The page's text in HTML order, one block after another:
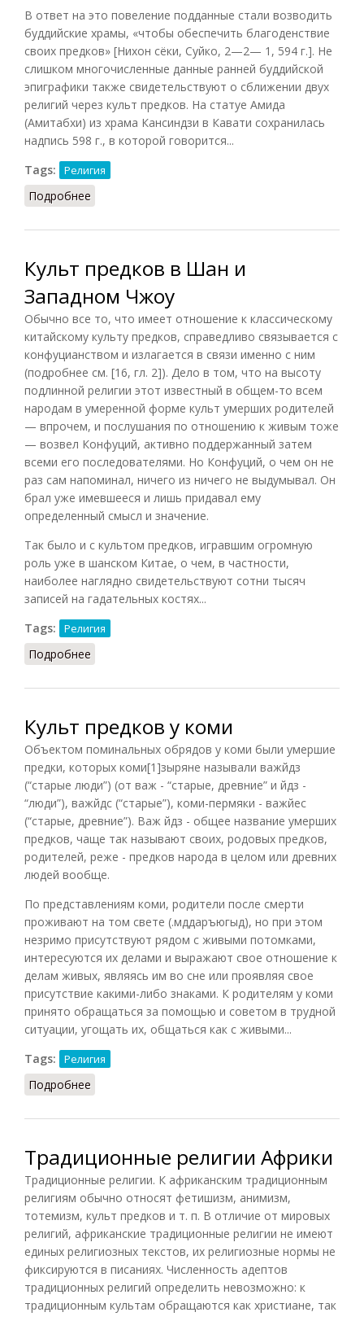
В ответ на это повеление подданные стали возводить
буддийские храмы, «чтобы обеспечить благоденствие
своих предков» [Нихон сёки, Суйко, 2—2— 1, 594 г.]. Не
слишком многочисленные данные ранней буддийской
эпиграфики также свидетельствуют о сближении двух
религий через культ предков. На статуе Амида
(Амитабхи) из храма Кансиндзи в Кавати сохранилась
надпись 598 г., в которой говорится...
Tags:
Религия
Подробнее
Культ предков в Шан и
Западном Чжоу
Обычно все то, что имеет отношение к классическому
китайскому культу предков, справедливо связывается с
конфуцианством и излагается в связи именно с ним
(подробнее см. [16, гл. 2]). Дело в том, что на высоту
подлинной религии этот известный в общем-то всем
народам в умеренной форме культ умерших родителей
— впрочем, и послушания по отношению к живым тоже
— возвел Конфуций, активно поддержанный затем
всеми его последователями. Но Конфуций, о чем он не
раз сам напоминал, ничего из ничего не выдумывал. Он
брал уже имевшееся и лишь придавал ему
определенный смысл и значение.
Так было и с культом предков, игравшим огромную
роль уже в шанском Китае, о чем, в частности,
наиболее наглядно свидетельствуют сотни тысяч
записей на гадательных костях...
Tags:
Религия
Подробнее
Культ предков у коми
Объектом поминальных обрядов у коми были умершие
предки, которых коми[1]зыряне называли важйдз
(“старые люди”) (от важ - “старые, древние” и йдз -
“люди”), важйдс (“старые”), коми-пермяки - важйес
(“старые, древние”). Важ йдз - общее название умерших
предков, чаще так называют своих, родовых предков,
родителей, реже - предков народа в целом или древних
людей вообще.
По представлениям коми, родители после смерти
проживают на том свете (.мддаръюгыд), но при этом
незримо присутствуют рядом с живыми потомками,
интересуются их делами и выражают свое отношение к
делам живых, являясь им во сне или проявляя свое
присутствие какими-либо знаками. К родителям у коми
принято обращаться за помощью и советом в трудной
ситуации, угощать их, общаться как с живыми...
Tags:
Религия
Подробнее
Традиционные религии Африки
Традиционные религии. К африканским традиционным
религиям обычно относят фетишизм, анимизм,
тотемизм, культ предков и т. п. В отличие от мировых
религий, африканские традиционные религии не имеют
единых религиозных текстов, их религиозные нормы не
фиксируются в писаниях. Численность адептов
традиционных религий определить невозможно: к
традиционным культам обращаются как христиане, так